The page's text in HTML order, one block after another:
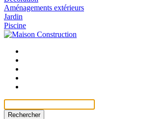
Aménagements extérieurs
Jardin
Piscine
Rechercher